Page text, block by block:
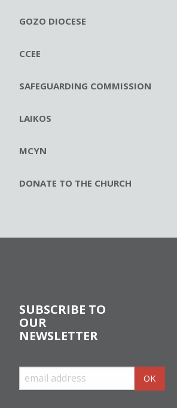
GOZO DIOCESE
CCEE
SAFEGUARDING COMMISSION
LAIKOS
MCYN
DONATE TO THE CHURCH
SUBSCRIBE TO
OUR
NEWSLETTER